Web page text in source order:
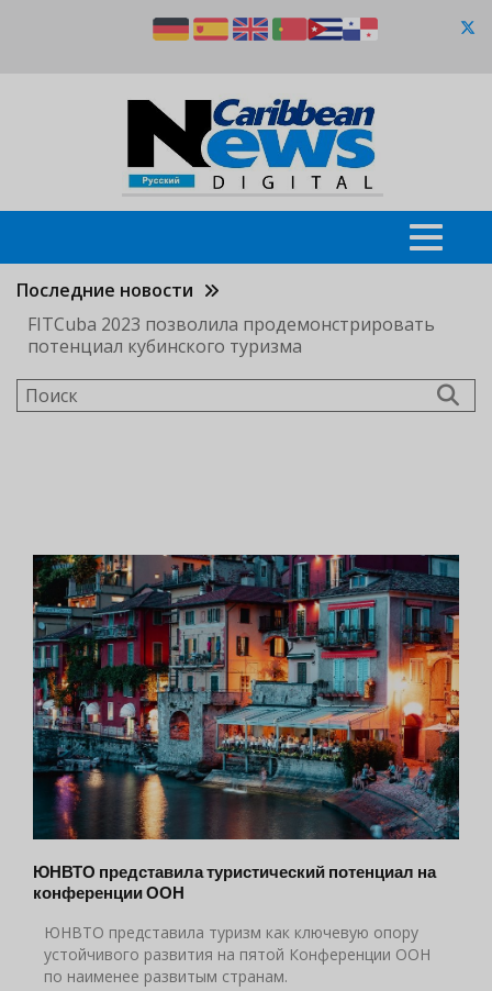
Последние новости
FITCuba 2023 позволила продемонстрировать
потенциал кубинского туризма
Поиск
ЮНВТО представила туристический потенциал на
конференции ООН
ЮНВТО представила туризм как ключевую опору
устойчивого развития на пятой Конференции ООН
по наименее развитым странам.